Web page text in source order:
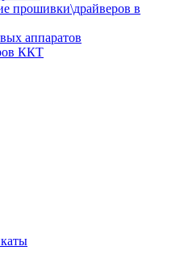
прошивки\драйверов в
аппаратов
ККТ